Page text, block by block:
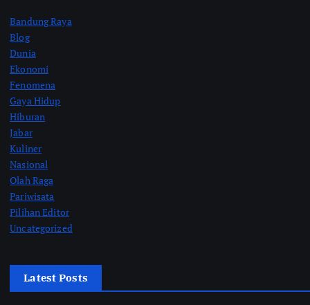
Bandung Raya
Blog
Dunia
Ekonomi
Fenomena
Gaya Hidup
Hiburan
Jabar
Kuliner
Nasional
Olah Raga
Pariwisata
Pilihan Editor
Uncategorized
Latest Posts